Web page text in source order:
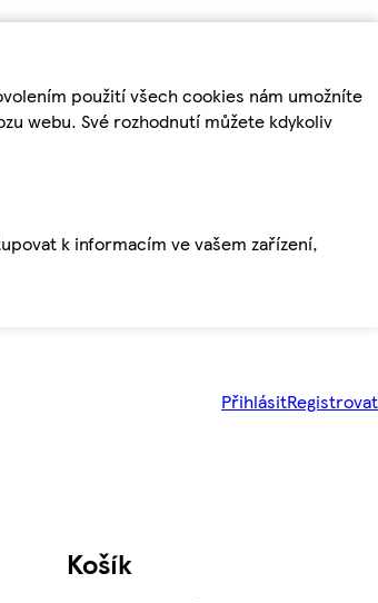
použití všech cookies nám umožníte
webu. Své rozhodnutí můžete kdykoliv
k informacím ve vašem zařízení,
PřihlásitRegistrovat
Košík